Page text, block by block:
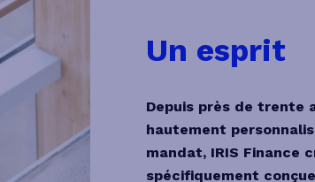
Un esprit
Depuis près de trente
hautement
mandat, IRIS Finance
spécifiquement